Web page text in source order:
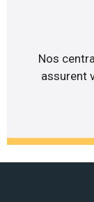
Nos
assurent